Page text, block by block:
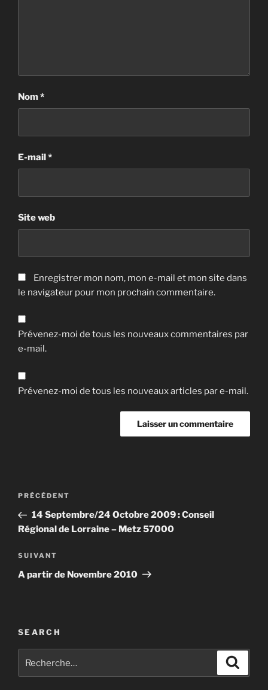
Nom*
E-mail*
Site web
Enregistrer mon nom, mon e-mail et mon site dans
le navigateur pour mon prochain commentaire.
Prévenez-moi de tous les nouveaux commentaires par
e-mail.
Prévenez-moi de tous les nouveaux articles par e-mail.
Navigation
l’article
Article
précédent
PRÉCÉDENT
14 Septembre/24 Octobre 2009 : Conseil
Régional de Lorraine – Metz 57000
Article
suivant
SUIVANT
A partir de Novembre 2010
SEARCH
pour